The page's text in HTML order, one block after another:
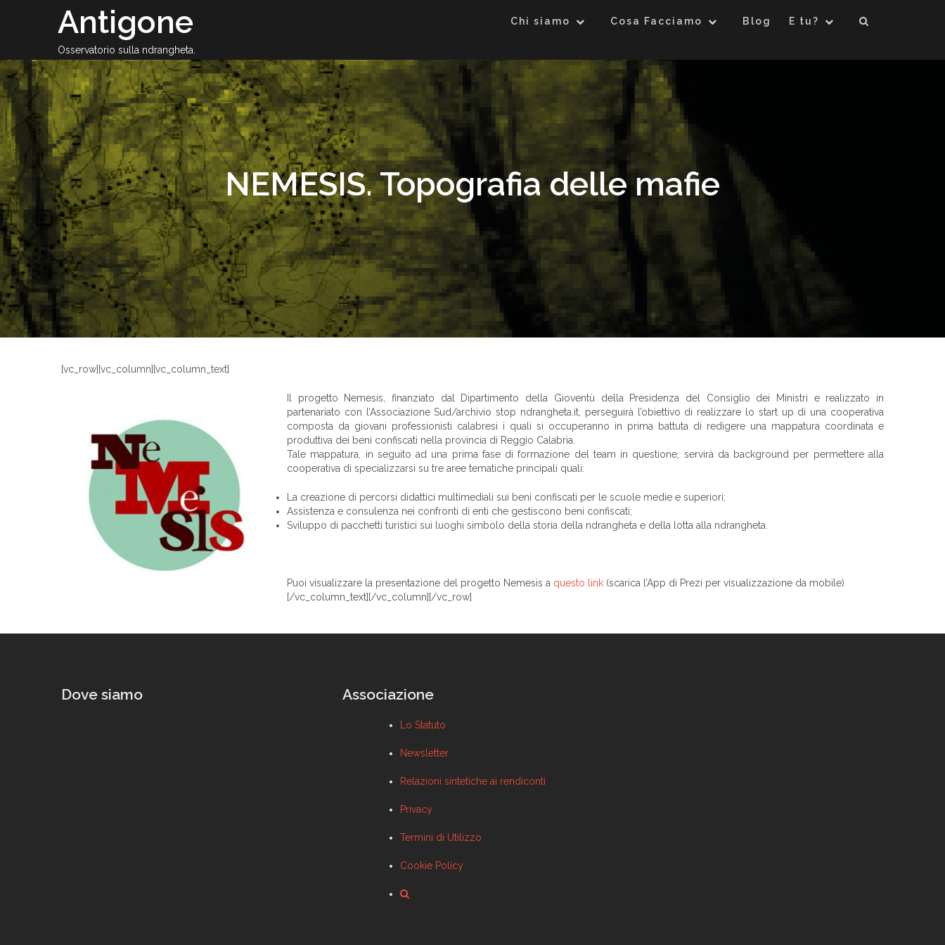
Antigone
Osservatorio sulla ndrangheta.
Chi siamo Cosa Facciamo Blog E tu?
NEMESIS. Topografia delle mafie
[vc_row][vc_column][vc_column_text]
Il progetto Nemesis, finanziato dal Dipartimento della Gioventù della Presidenza del Consiglio dei Ministri e realizzato in
partenariato con l’Associazione Sud/archivio stop ndrangheta.it, perseguirà l’obiettivo di realizzare lo start up di una cooperativa
composta da giovani professionisti calabresi i quali si occuperanno in prima battuta di redigere una mappatura coordinata e
produttiva dei beni confiscati nella provincia di Reggio Calabria.
Tale mappatura, in seguito ad una prima fase di formazione del team in questione, servirà da background per permettere alla
cooperativa di specializzarsi su tre aree tematiche principali quali:
La creazione di percorsi didattici multimediali sui beni confiscati per le scuole medie e superiori;
Assistenza e consulenza nei confronti di enti che gestiscono beni confiscati;
Sviluppo di pacchetti turistici sui luoghi simbolo della storia della ndrangheta e della lotta alla ndrangheta.
Puoi visualizzare la presentazione del progetto Nemesis a questo link (scarica l’App di Prezi per visualizzazione da mobile)
[/vc_column_text][/vc_column][/vc_row]
Dove siamo Associazione
Lo Statuto
Newsletter
Relazioni sintetiche ai rendiconti
Privacy
Termini di Utilizzo
Cookie Policy